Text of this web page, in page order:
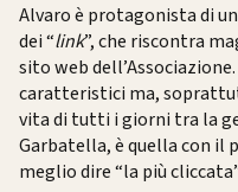
Alvaro è protagonista di
dei “link”, che riscontra
sito web
caratteristici ma,
vita di tutti i giorni tra la
Garbatella, è quella con il
meglio dire “la più